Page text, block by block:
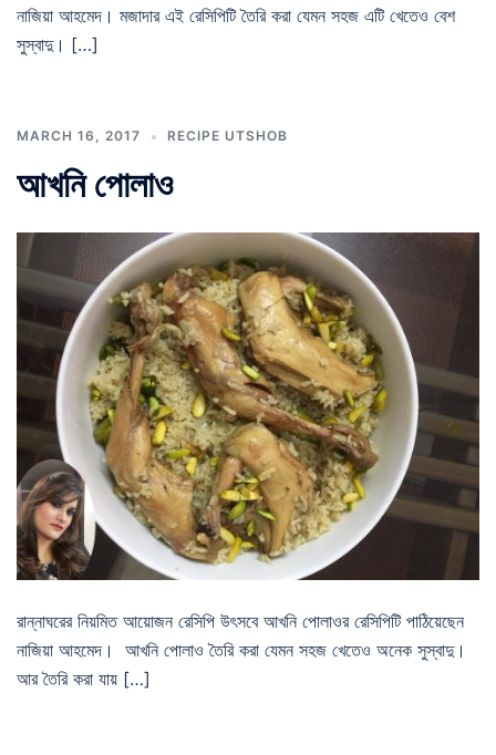
নাজিয়া আহমেদ। মজাদার এই রেসিপিটি তৈরি করা যেমন সহজ এটি খেতেও বেশ
সুস্বাদু। […]
MARCH 16, 2017 RECIPE UTSHOB
আখনি পোলাও
রান্নাঘরের নিয়মিত আয়োজন রেসিপি উৎসবে আখনি পোলাওর রেসিপিটি পাঠিয়েছেন
নাজিয়া আহমেদ। আখনি পোলাও তৈরি করা যেমন সহজ খেতেও অনেক সুস্বাদু।
আর তৈরি করা যায় […]